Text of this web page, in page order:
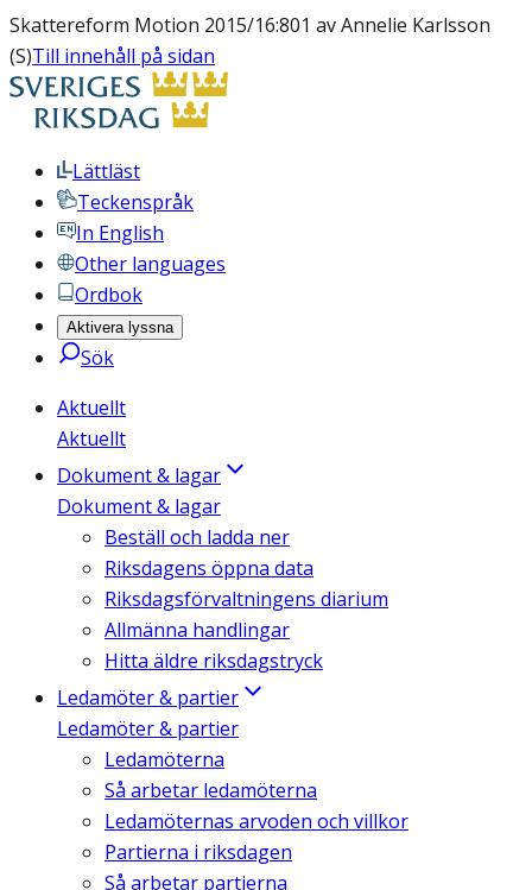
Skattereform Motion 2015/16:801 av Annelie Karlsson
(S)Till innehåll på sidan
Lättläst
Teckenspråk
In English
Other languages
Ordbok
Aktivera lyssna
Sök
Aktuellt
Aktuellt
Dokument & lagar
Dokument & lagar
Beställ och ladda ner
Riksdagens öppna data
Riksdagsförvaltningens diarium
Allmänna handlingar
Hitta äldre riksdagstryck
Ledamöter & partier
Ledamöter & partier
Ledamöterna
Så arbetar ledamöterna
Ledamöternas arvoden och villkor
Partierna i riksdagen
Så arbetar partierna